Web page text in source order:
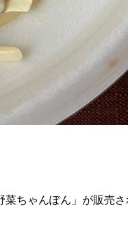
ちゃんぽん」が販売